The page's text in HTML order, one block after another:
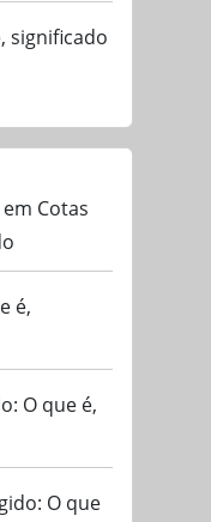
significado
Cotas
é,
O que é,
O que